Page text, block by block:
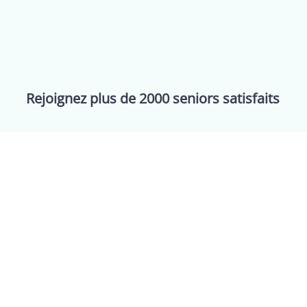
Rejoignez plus de 2000 seniors satisfaits